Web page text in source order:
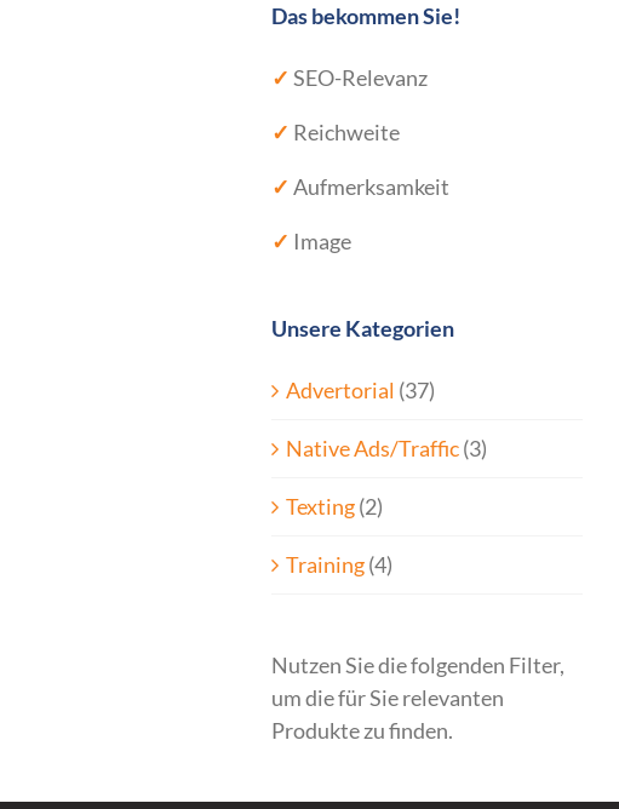
Das bekommen Sie!
✓ SEO-Relevanz
✓ Reichweite
✓ Aufmerksamkeit
✓ Image
Unsere Kategorien
Advertorial (37)
Native Ads/Traffic(3)
Texting(2)
Training(4)
Nutzen Sie die folgenden Filter,
um die für Sie relevanten
Produkte zu finden.